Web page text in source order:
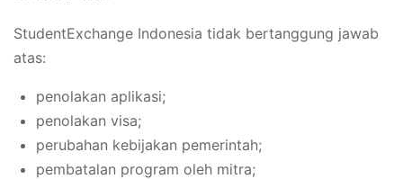
StudentExchange Indonesia tidak bertanggung jawab
atas:
penolakan aplikasi;
penolakan visa;
perubahan kebijakan pemerintah;
pembatalan program oleh mitra;